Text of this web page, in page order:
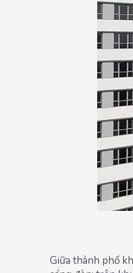
Giữa thành phố